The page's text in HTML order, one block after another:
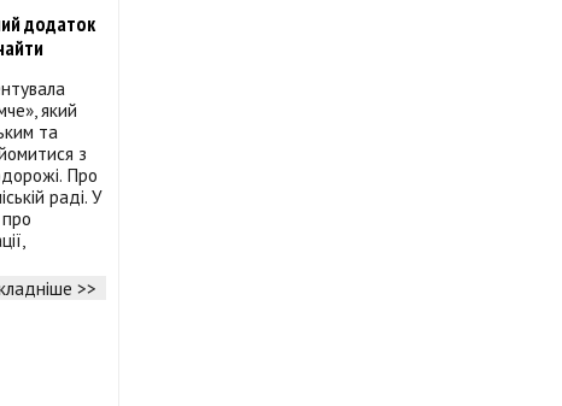
додаток
який
та
з
Про
раді. У
>>